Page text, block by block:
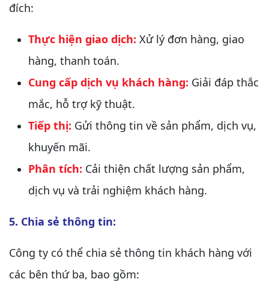
đích:
Thực hiện giao dịch: Xử lý đơn hàng, giao
hàng, thanh toán.
Cung cấp dịch vụ khách hàng: Giải đáp thắc
mắc, hỗ trợ kỹ thuật.
Tiếp thị: Gửi thông tin về sản phẩm, dịch vụ,
khuyến mãi.
Phân tích: Cải thiện chất lượng sản phẩm,
dịch vụ và trải nghiệm khách hàng.
5. Chia sẻ thông tin:
Công ty có thể chia sẻ thông tin khách hàng với
các bên thứ ba, bao gồm: